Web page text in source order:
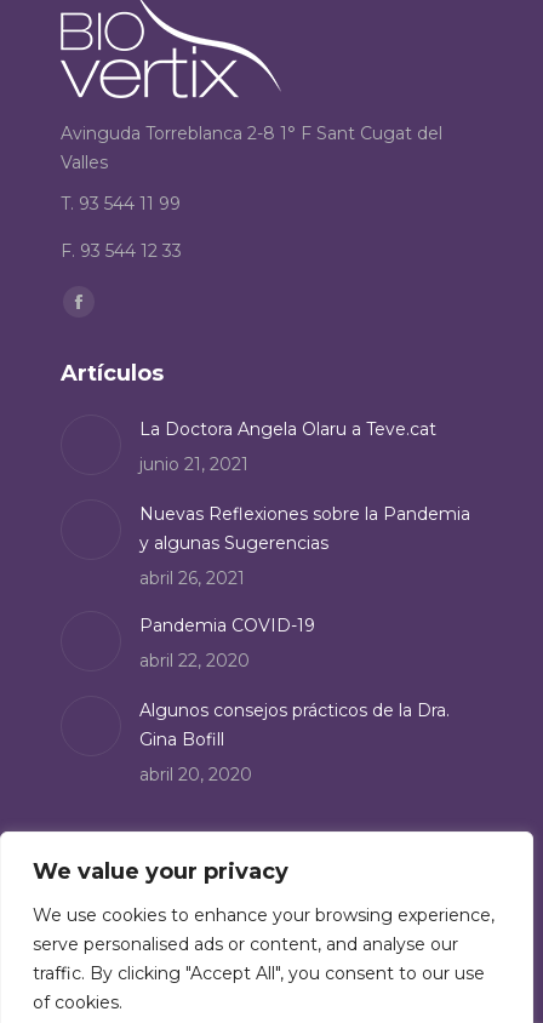
We value your privacy
We use cookies to enhance your browsing experience,
serve personalised ads or content, and analyse our
traffic. By clicking "Accept All", you consent to our use
of cookies.
Avinguda Torreblanca 2-8 1° F Sant Cugat del
Valles
T. 93 544 11 99
F. 93 544 12 33
Encuéntranos en:
opens
window
Artículos
La Doctora Angela Olaru a Teve.cat
junio 21, 2021
Nuevas Reflexiones sobre la Pandemia
y algunas Sugerencias
abril 26, 2021
Pandemia COVID-19
abril 22, 2020
Algunos consejos prácticos de la Dra.
Gina Bofill
abril 20, 2020
Suscríbete